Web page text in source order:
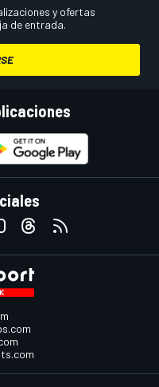
y ofertas
de entrada.